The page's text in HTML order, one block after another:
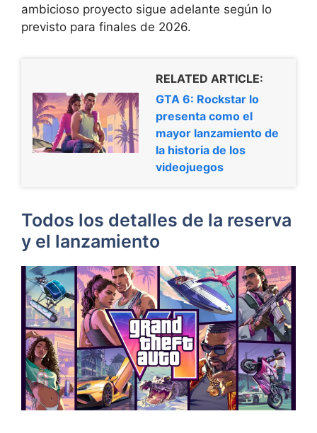
ambicioso proyecto sigue adelante según lo
previsto para finales de 2026.
RELATED ARTICLE:
GTA 6: Rockstar lo
presenta como el
mayor lanzamiento de
la historia de los
videojuegos
Todos los detalles de la reserva
y el lanzamiento